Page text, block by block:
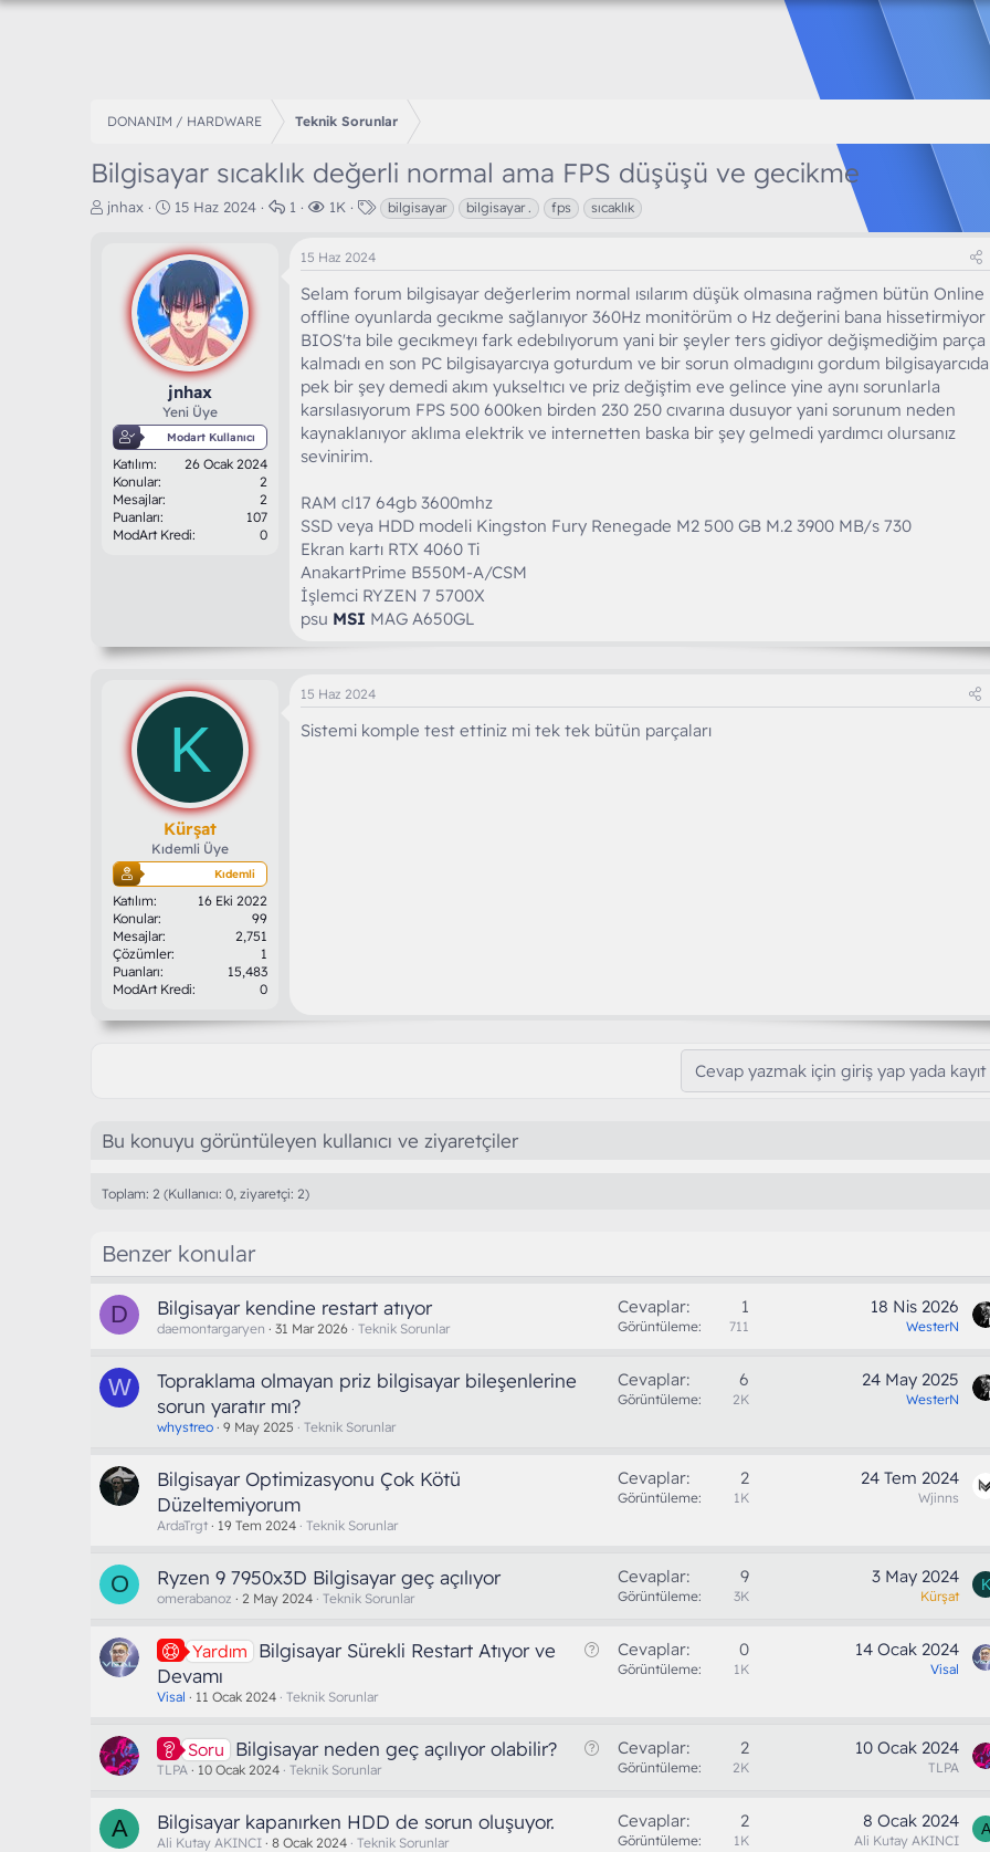
DONANIM / HARDWARE Teknik Sorunlar
Bilgisayar sıcaklık değerli normal ama FPS düşüşü ve gecikme
K
a
n
jnhax
B
ş
l
a
n
g
ı
ç
t
r
i
15 Haz 2024
C1
G
ü
t
ü
l
e
m
e
1K
E
t
l
e
r
bilgisayar bilgisayar . fps sıcaklık
jnhax
Yeni Üye
Modart Kullanıcı
Katılım
26 Ocak 2024
Konular
2
Mesajlar
2
Puanları
107
ModArt Kredi
0
15 Haz 2024
Selam forum bilgisayar değerlerim normal ısılarım düşük olmasına rağmen bütün Online
offline oyunlarda gecıkme sağlanıyor 360Hz monitörüm o Hz değerini bana hissetirmiyor
BIOS'ta bile gecıkmeyı fark edebılıyorum yani bir şeyler ters gidiyor değişmediğim parça
kalmadı en son PC bilgisayarcıya goturdum ve bir sorun olmadıgını gordum bilgisayarcıda
pek bir şey demedi akım yukseltıcı ve priz değiştim eve gelince yine aynı sorunlarla
karsılasıyorum FPS 500 600ken birden 230 250 cıvarına dusuyor yani sorunum neden
kaynaklanıyor aklıma elektrik ve internetten baska bir şey gelmedi yardımcı olursanız
sevinirim.
RAM cl17 64gb 3600mhz
SSD veya HDD modeli Kingston Fury Renegade M2 500 GB M.2 3900 MB/s 730
Ekran kartı RTX 4060 Ti
AnakartPrime B550M-A/CSM
İşlemci RYZEN 7 5700X
psu MSI MAG A650GL
K
Kürşat
Kıdemli Üye
Kıdemli
Katılım
16 Eki 2022
Konular
99
Mesajlar
2,751
Çözümler
1
Puanları
15,483
ModArt Kredi
0
15 Haz 2024
Sistemi komple test ettiniz mi tek tek bütün parçaları
Cevap yazmak için giriş yap yada
Bu konuyu görüntüleyen kullanıcı ve ziyaretçiler
Toplam: 2 (Kullanıcı: 0, ziyaretçi: 2)
Benzer konular
D Bilgisayar kendine restart atıyor
daemontargaryen 31 Mar 2026 Teknik Sorunlar
Cevaplar 1
Görüntüleme 711
18 Nis 2026
WesterN
W
Topraklama olmayan priz bilgisayar bileşenlerine
sorun yaratır mı?
whystreo 9 May 2025 Teknik Sorunlar
Cevaplar 6
Görüntüleme 2K
24 May 2025
WesterN
Bilgisayar Optimizasyonu Çok Kötü
Düzeltemiyorum
ArdaTrgt 19 Tem 2024 Teknik Sorunlar
Cevaplar 2
Görüntüleme 1K
24 Tem 2024
Wjinns
O Ryzen 9 7950x3D Bilgisayar geç açılıyor
omerabanoz 2 May 2024 Teknik Sorunlar
Cevaplar 9
Görüntüleme 3K
3 May 2024
Kürşat
K
Yardım
Bilgisayar Sürekli Restart Atıyor ve
Devamı
Visal 11 Ocak 2024 Teknik Sorunlar
Cevaplar 0
Görüntüleme 1K
14 Ocak 2024
Visal
Soru Bilgisayar neden geç açılıyor olabilir?
TLPA 10 Ocak 2024 Teknik Sorunlar
Cevaplar 2
Görüntüleme 2K
10 Ocak 2024
TLPA
A Bilgisayar kapanırken HDD de sorun oluşuyor.
Ali Kutay AKINCI 8 Ocak 2024 Teknik Sorunlar
Cevaplar 2
Görüntüleme 1K
8 Ocak 2024
Ali Kutay AKINCI
A